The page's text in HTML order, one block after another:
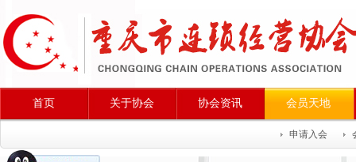
首页 关于协会 协会资讯 会员天地
申请入会